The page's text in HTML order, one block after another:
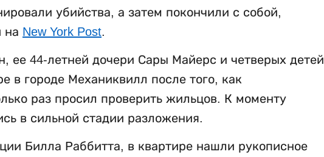
убийства, а затем покончили с собой,
на New York Post.
ее 44-летней дочери Сары Майерс и четверых детей
в городе Механиквилл после того, как
раз просил проверить жильцов. К моменту
в сильной стадии разложения.
Билла Раббитта, в квартире нашли рукописное